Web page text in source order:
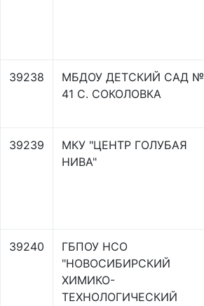
39238
МБДОУ ДЕТСКИЙ САД №
41 С. СОКОЛОВКА
39239
МКУ "ЦЕНТР ГОЛУБАЯ
НИВА"
39240
ГБПОУ НСО
"НОВОСИБИРСКИЙ
ХИМИКО-
ТЕХНОЛОГИЧЕСКИЙ